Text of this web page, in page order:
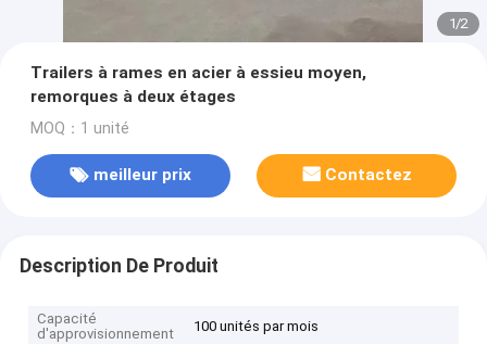
1/2
Trailers à rames en acier à essieu moyen,
remorques à deux étages
MOQ：1 unité
meilleur prix Contactez
Description De Produit
Capacité
d'approvisionnement
100 unités par mois